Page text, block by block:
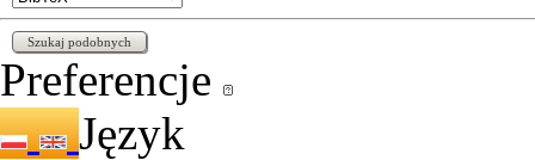
Preferencje
Język